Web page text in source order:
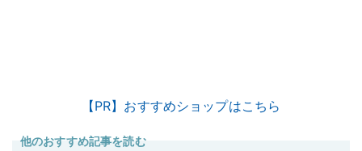
【PR】おすすめショップはこちら
他のおすすめ記事を読む